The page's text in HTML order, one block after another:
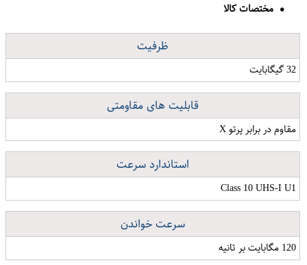
مختصات کالا
ظرفیت
32 گیگابایت
قابلیت های مقاومتی
مقاوم در برابر پرتو X
استاندارد سرعت
Class 10 UHS-I U1
سرعت خواندن
120 مگابایت بر ثانیه